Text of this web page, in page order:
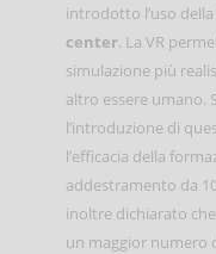
introdotto l’uso della
center. La VR
simulazione più
altro essere umano.
l’introduzione di
l’efficacia della
addestramento da
inoltre dichiarato
un maggior numero